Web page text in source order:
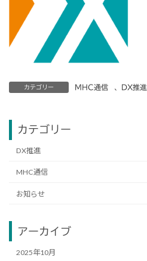
カテゴリー MHC通信 、 DX推進
カテゴリー
DX推進
MHC通信
お知らせ
アーカイブ
2025年10月